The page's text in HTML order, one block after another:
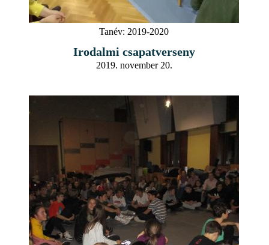
Tanév: 2019-2020
Irodalmi csapatverseny
2019. november 20.